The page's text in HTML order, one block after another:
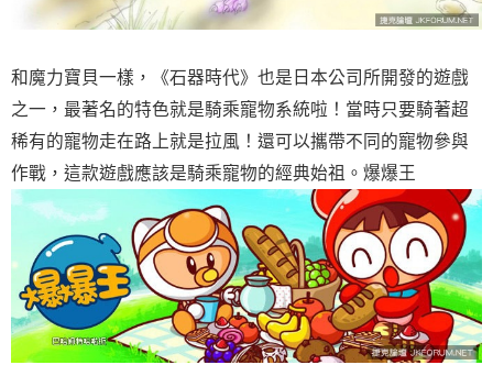
和魔力寶貝一樣，《石器時代》也是日本公司所開發的遊戲
之一，最著名的特色就是騎乘寵物系統啦！當時只要騎著超
稀有的寵物走在路上就是拉風！還可以攜帶不同的寵物參與
作戰，這款遊戲應該是騎乘寵物的經典始祖。爆爆王